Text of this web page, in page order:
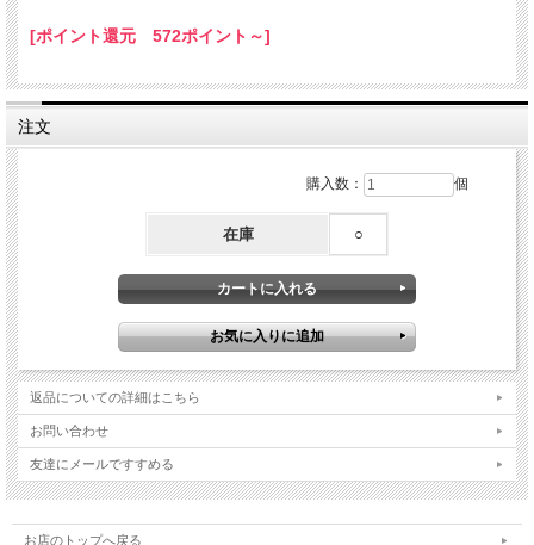
[ポイント還元 572ポイント～]
注文
購入数： 個
在庫 ○
返品についての詳細はこちら
お問い合わせ
友達にメールですすめる
お店のトップへ戻る